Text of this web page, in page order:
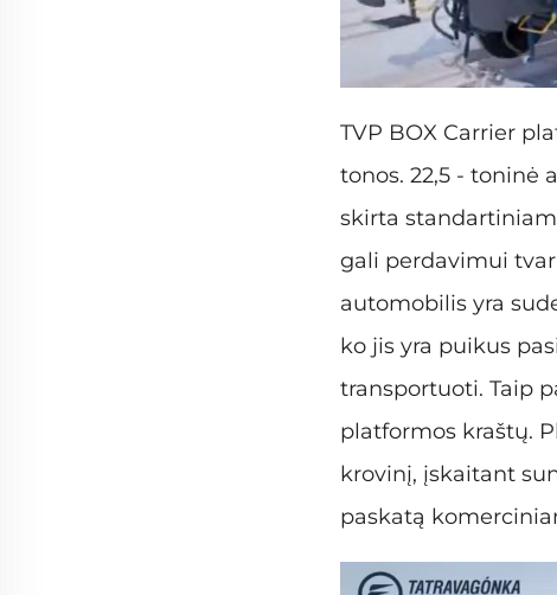
TVP BOX Carrier
tonos. 22,5 - toninė
skirta
gali perdavimui
automobilis yra
ko jis yra puikus
transportuoti. Taip
platformos kraštų.
krovinį, įskaitant
paskatą